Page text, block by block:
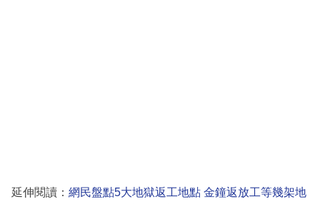
延伸閱讀： 網民盤點5大地獄返工地點 金鐘返放工等幾架地